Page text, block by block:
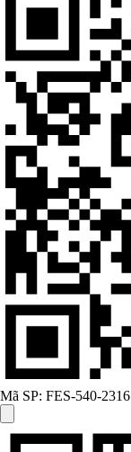
Mã SP: FES-540-2316